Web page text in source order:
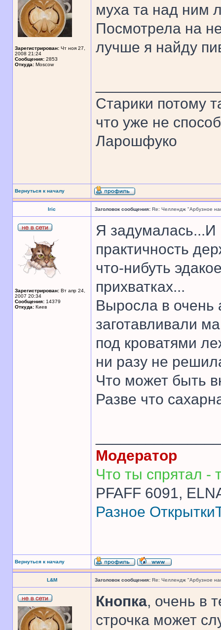
Зарегистрирован: Чт ноя 27,
2008 21:24
Сообщения: 2853
Откуда: Moscow
муха та над ним
Посмотрела на
лучше я найду
Старики потому
что уже не
Ларошфуко
Вернуться к началу
Iric Заголовок сообщения: Re: Челлендж "Арбузное
Зарегистрирован: Вт апр 24,
2007 20:34
Сообщения: 14379
Откуда: Киев
Я
практичность
что-нибуть
прихватках...
Выросла в очень
заготавливали
под кроватями
ни разу не
Что может быть
Разве что
Модератор
Что ты спрятал -
PFAFF 6091,
Разное Открытки
Вернуться к началу
L&M Заголовок сообщения: Re: Челлендж "Арбузное
Кнопка, очень в
строчка может